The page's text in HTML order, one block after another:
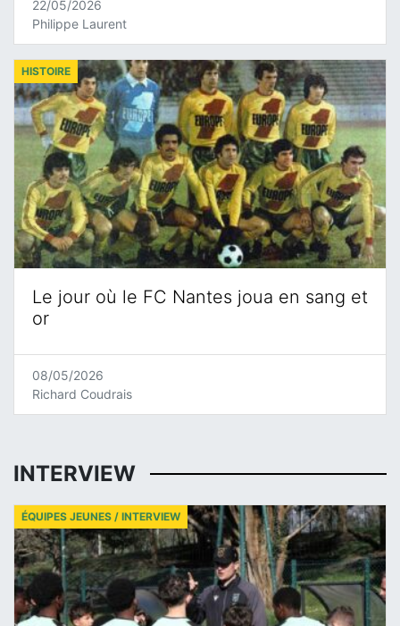
22/05/2026
Philippe Laurent
Le jour où le FC Nantes joua en sang et
or
HISTOIRE
08/05/2026
Richard Coudrais
INTERVIEW
ÉQUIPES JEUNES / INTERVIEW